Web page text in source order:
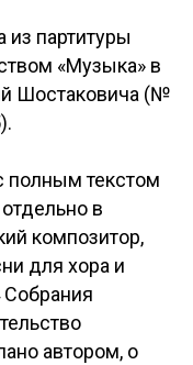
из партитуры
«Музыка» в
Шостаковича (№
полным текстом
в
композитор,
для хора и
автором, о